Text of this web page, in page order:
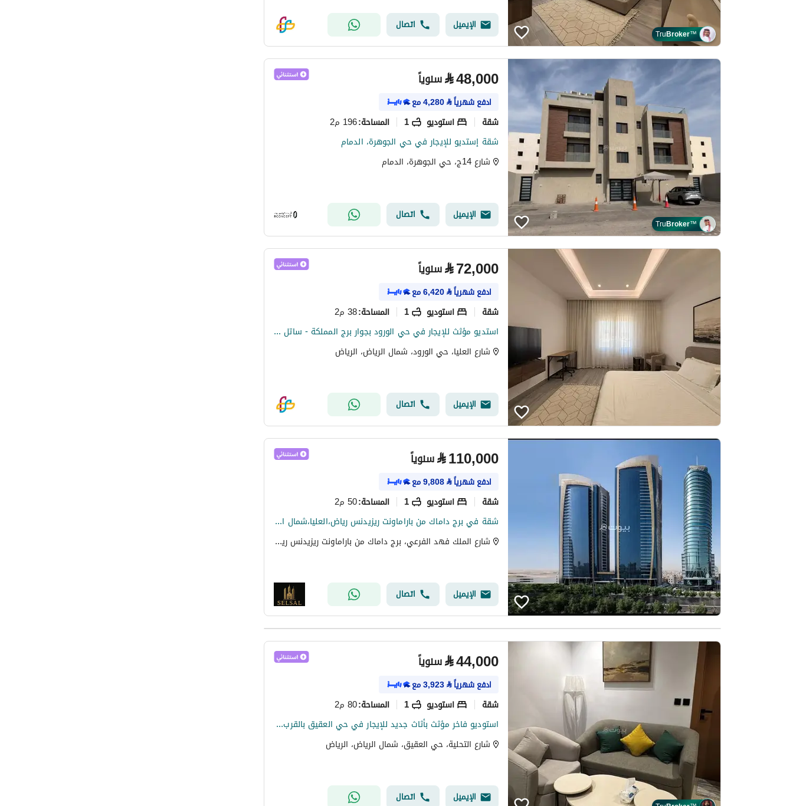
TruBroker™
الإيميل اتصال
TruBroker™
⃁48,000 سنوياً
ادفع شهرياً⃁
4,280مع
شقة استوديو 1 المساحة:196 م2
شقة إستديو للإيجار في حي الجوهرة، الدمام
شارع 14ج، حي الجوهرة، الدمام
الإيميل اتصال
⃁72,000 سنوياً
ادفع شهرياً⃁
6,420مع
شقة استوديو 1 المساحة:38 م2
استديو مؤثث للإيجار في حي الورود بجوار برج المملكة - ساتل 107
شارع العليا، حي الورود، شمال الرياض، الرياض
الإيميل اتصال
⃁110,000 سنوياً
ادفع شهرياً⃁
9,808مع
شقة استوديو 1 المساحة:50 م2
شقة في برج داماك من باراماونت ريزيدنس رياض،العليا،شمال الرياض 110000 SAR - 87932890
شارع الملك فهد الفرعي، برج داماك من باراماونت ريزيدنس رياض، حي العليا، شمال الرياض، الرياض
الإيميل اتصال
⃁44,000 سنوياً
ادفع شهرياً⃁
3,923مع
شقة استوديو 1 المساحة:80 م2
استوديو فاخر مؤثث بأثاث جديد للإيجار في حي العقيق بالقرب من 2KAFD
شارع التحلية، حي العقيق، شمال الرياض، الرياض
الإيميل اتصال